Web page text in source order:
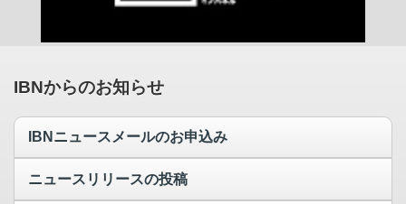
IBNからのお知らせ
IBNニュースメールのお申込み
ニュースリリースの投稿